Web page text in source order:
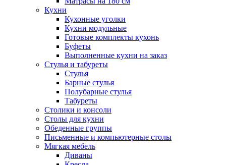
Кухни
Кухонные уголки
Кухни модульные
Готовые комплекты кухонь
Буфеты
Выполненные кухни на заказ
Стулья и табуреты
Стулья
Барные стулья
Полубарные стулья
Табуреты
Столики и консоли
Столы для кухни
Обеденные группы
Письменные и компьютерные столы
Мягкая мебель
Диваны